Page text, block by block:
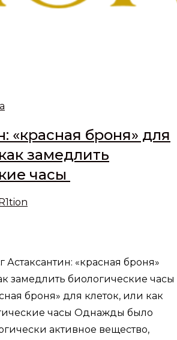
«красная броня» для
замедлить
часы
Астаксантин: «красная броня»
замедлить биологические часы
броня» для клеток, или как
часы Однажды было
активное вещество,